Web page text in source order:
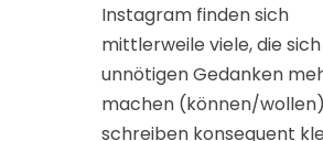
Instagram finden sich
mittlerweile viele, die
unnötigen Gedanken
machen (können/
schreiben konsequent